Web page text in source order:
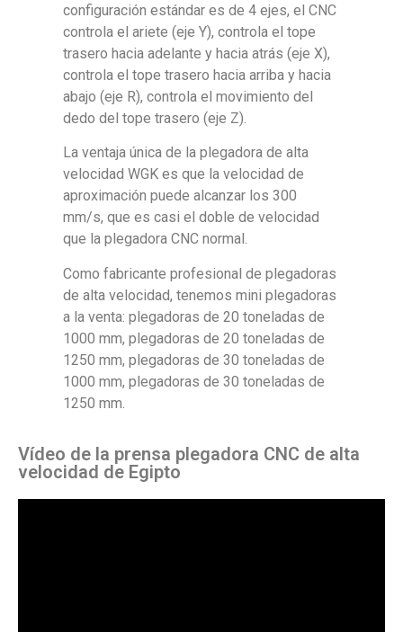
configuración estándar es de 4 ejes, el CNC
controla el ariete (eje Y), controla el tope
trasero hacia adelante y hacia atrás (eje X),
controla el tope trasero hacia arriba y hacia
abajo (eje R), controla el movimiento del
dedo del tope trasero (eje Z).
La ventaja única de la plegadora de alta
velocidad WGK es que la velocidad de
aproximación puede alcanzar los 300
mm/s, que es casi el doble de velocidad
que la plegadora CNC normal.
Como fabricante profesional de plegadoras
de alta velocidad, tenemos mini plegadoras
a la venta: plegadoras de 20 toneladas de
1000 mm, plegadoras de 20 toneladas de
1250 mm, plegadoras de 30 toneladas de
1000 mm, plegadoras de 30 toneladas de
1250 mm.
Vídeo de la prensa plegadora CNC de alta
velocidad de Egipto